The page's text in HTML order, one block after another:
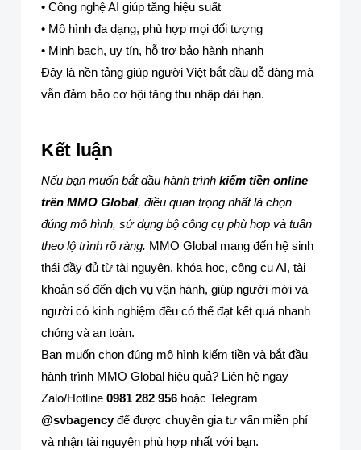
• Công nghệ AI giúp tăng hiệu suất
• Mô hình đa dạng, phù hợp mọi đối tượng
• Minh bạch, uy tín, hỗ trợ bảo hành nhanh
Đây là nền tảng giúp người Việt bắt đầu dễ dàng mà
vẫn đảm bảo cơ hội tăng thu nhập dài hạn.
Kết luận
Nếu bạn muốn bắt đầu hành trình kiếm tiền online
trên MMO Global, điều quan trọng nhất là chọn
đúng mô hình, sử dụng bộ công cụ phù hợp và tuân
theo lộ trình rõ ràng. MMO Global mang đến hệ sinh
thái đầy đủ từ tài nguyên, khóa học, công cụ AI, tài
khoản số đến dịch vụ vận hành, giúp người mới và
người có kinh nghiệm đều có thể đạt kết quả nhanh
chóng và an toàn.
Bạn muốn chọn đúng mô hình kiếm tiền và bắt đầu
hành trình MMO Global hiệu quả? Liên hệ ngay
Zalo/Hotline 0981 282 956 hoặc Telegram
@svbagencyđể được chuyên gia tư vấn miễn phí
và nhận tài nguyên phù hợp nhất với bạn.